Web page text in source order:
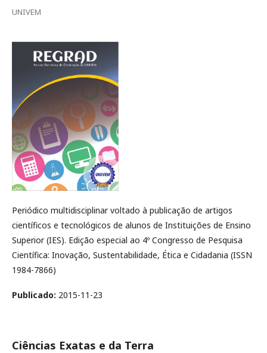
UNIVEM
Periódico multidisciplinar voltado à publicação de artigos
científicos e tecnológicos de alunos de Instituições de Ensino
Superior (IES). Edição especial ao 4º Congresso de Pesquisa
Científica: Inovação, Sustentabilidade, Ética e Cidadania (ISSN
1984-7866)
Publicado: 2015-11-23
Ciências Exatas e da Terra